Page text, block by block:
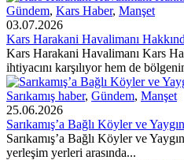
Gündem, Kars Haber, Manşet
03.07.2026
Kars Harakani Havalimanı
Kars Harakani Havalimanı Kars
ihtiyacını karşılıyor hem de
Sarıkamış haber, Gündem, Manşet
25.06.2026
Sarıkamış’a Bağlı Köyler ve
Sarıkamış’a Bağlı Köyler ve
yerleşim yerleri arasında...